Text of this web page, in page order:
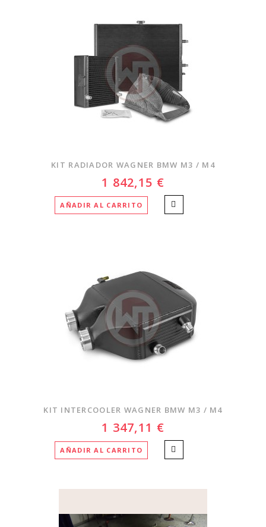
KIT RADIADOR WAGNER BMW M3 / M4
1 842,15 €
AÑADIR AL CARRITO
KIT INTERCOOLER WAGNER BMW M3 / M4
1 347,11 €
AÑADIR AL CARRITO